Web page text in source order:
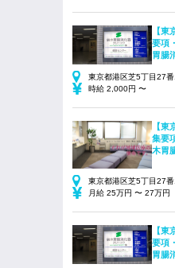
【
要項
胃腸
東京都港区芝5丁目27
時給 2,000円 〜
【
集要
木胃
東京都港区芝5丁目27
月給 25万円 〜 27万円
【
要項
胃腸